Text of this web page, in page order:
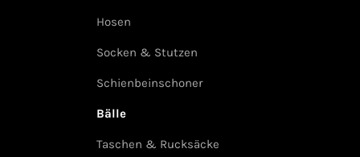
Hosen
Socken & Stutzen
Schienbeinschoner
Bälle
Taschen & Rucksäcke